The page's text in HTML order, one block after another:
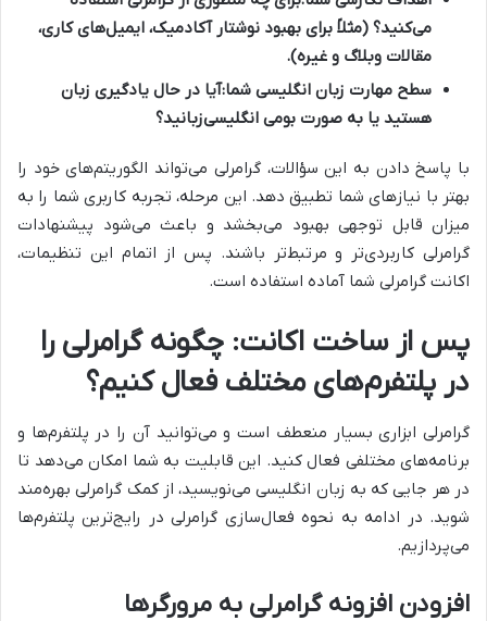
می‌کنید؟ (مثلاً برای بهبود نوشتار آکادمیک، ایمیل‌های کاری،
مقالات وبلاگ و غیره).
سطح مهارت زبان انگلیسی شما:آیا در حال یادگیری زبان
هستید یا به صورت بومی انگلیسی‌زبانید؟
با پاسخ دادن به این سؤالات، گرامرلی می‌تواند الگوریتم‌های خود را
بهتر با نیازهای شما تطبیق دهد. این مرحله، تجربه کاربری شما را به
میزان قابل توجهی بهبود می‌بخشد و باعث می‌شود پیشنهادات
گرامرلی کاربردی‌تر و مرتبط‌تر باشند. پس از اتمام این تنظیمات،
اکانت گرامرلی شما آماده استفاده است.
پس از ساخت اکانت: چگونه گرامرلی را
در پلتفرم‌های مختلف فعال کنیم؟
گرامرلی ابزاری بسیار منعطف است و می‌توانید آن را در پلتفرم‌ها و
برنامه‌های مختلفی فعال کنید. این قابلیت به شما امکان می‌دهد تا
در هر جایی که به زبان انگلیسی می‌نویسید، از کمک گرامرلی بهره‌مند
شوید. در ادامه به نحوه فعال‌سازی گرامرلی در رایج‌ترین پلتفرم‌ها
می‌پردازیم.
افزودن افزونه گرامرلی به مرورگرها